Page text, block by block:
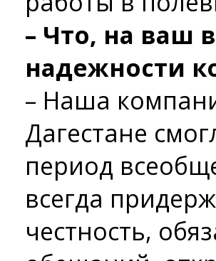
– Что, на ваш
надежности
– Наша
Дагестане
период
всегда
честность,